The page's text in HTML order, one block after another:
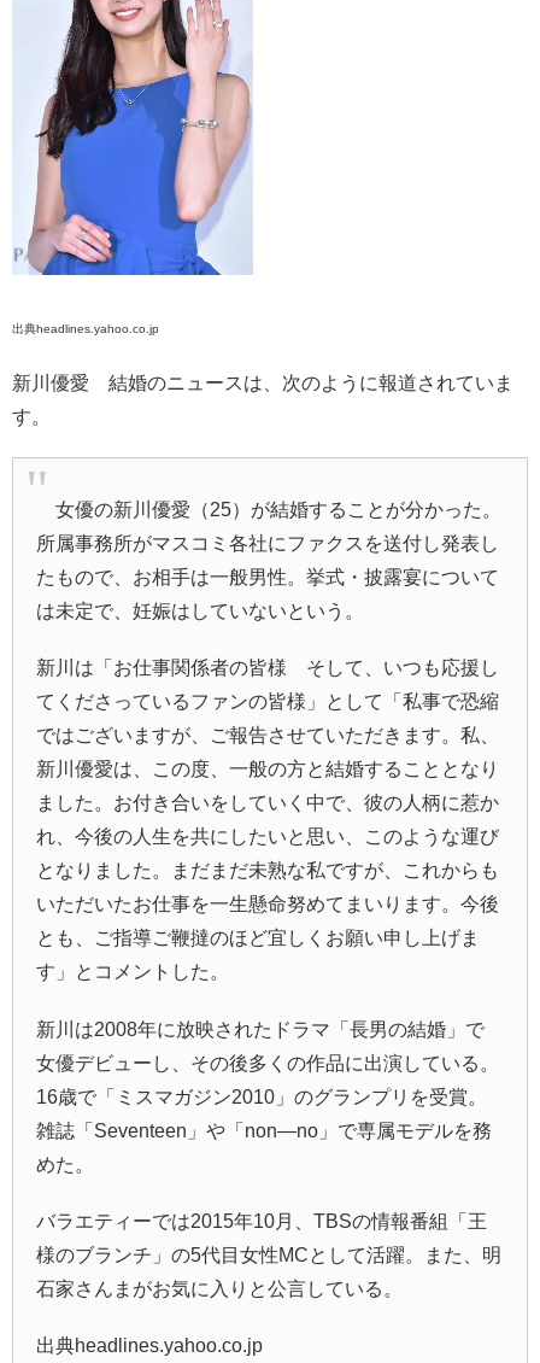
出典headlines.yahoo.co.jp
新川優愛 結婚のニュースは、次のように報道されていま
す。
女優の新川優愛（25）が結婚することが分かった。
所属事務所がマスコミ各社にファクスを送付し発表し
たもので、お相手は一般男性。挙式・披露宴について
は未定で、妊娠はしていないという。
新川は「お仕事関係者の皆様 そして、いつも応援し
てくださっているファンの皆様」として「私事で恐縮
ではございますが、ご報告させていただきます。私、
新川優愛は、この度、一般の方と結婚することとなり
ました。お付き合いをしていく中で、彼の人柄に惹か
れ、今後の人生を共にしたいと思い、このような運び
となりました。まだまだ未熟な私ですが、これからも
いただいたお仕事を一生懸命努めてまいります。今後
とも、ご指導ご鞭撻のほど宜しくお願い申し上げま
す」とコメントした。
新川は2008年に放映されたドラマ「長男の結婚」で
女優デビューし、その後多くの作品に出演している。
16歳で「ミスマガジン2010」のグランプリを受賞。
雑誌「Seventeen」や「non―no」で専属モデルを務
めた。
バラエティーでは2015年10月、TBSの情報番組「王
様のブランチ」の5代目女性MCとして活躍。また、明
石家さんまがお気に入りと公言している。
出典headlines.yahoo.co.jp